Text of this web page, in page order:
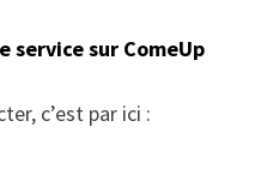
service sur ComeUp
c’est par ici :